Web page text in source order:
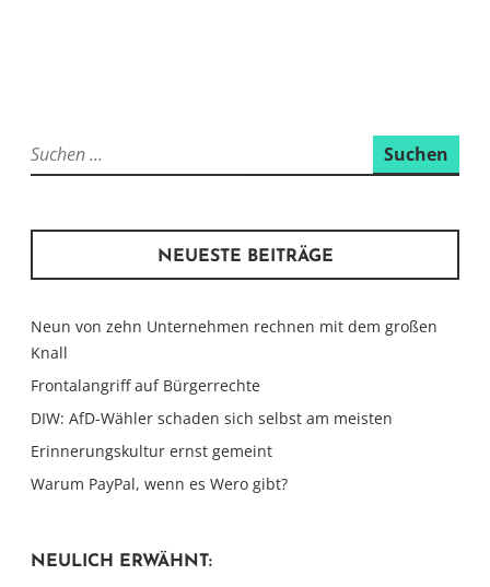
Suchen
nach:
NEUESTE BEITRÄGE
Neun von zehn Unternehmen rechnen mit dem großen
Knall
Frontalangriff auf Bürgerrechte
DIW: AfD-Wähler schaden sich selbst am meisten
Erinnerungskultur ernst gemeint
Warum PayPal, wenn es Wero gibt?
NEULICH ERWÄHNT: